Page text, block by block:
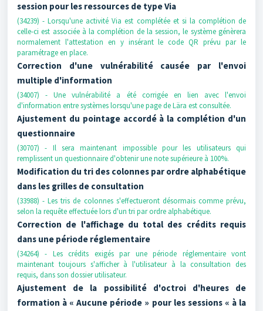
session pour les ressources de type Via
(34239) - Lorsqu'une activité Via est complétée et si la complétion de
celle-ci est associée à la complétion de la session, le système génèrera
normalement l'attestation en y insérant le code QR prévu par le
paramétrage en place.
Correction d'une vulnérabilité causée par l'envoi
multiple d'information
(34007) - Une vulnérabilité a été corrigée en lien avec l'envoi
d'information entre systèmes lorsqu'une page de Lära est consultée.
Ajustement du pointage accordé à la complétion d'un
questionnaire
(30707) - Il sera maintenant impossible pour les utilisateurs qui
remplissent un questionnaire d'obtenir une note supérieure à 100%.
Modification du tri des colonnes par ordre alphabétique
dans les grilles de consultation
(33988) - Les tris de colonnes s'effectueront désormais comme prévu,
selon la requête effectuée lors d'un tri par ordre alphabétique.
Correction de l'affichage du total des crédits requis
dans une période réglementaire
(34264) - Les crédits exigés par une période réglementaire vont
maintenant toujours s'afficher à l'utilisateur à la consultation des
requis, dans son dossier utilisateur.
Ajustement de la possibilité d'octroi d'heures de
formation à « Aucune période » pour les sessions « à la